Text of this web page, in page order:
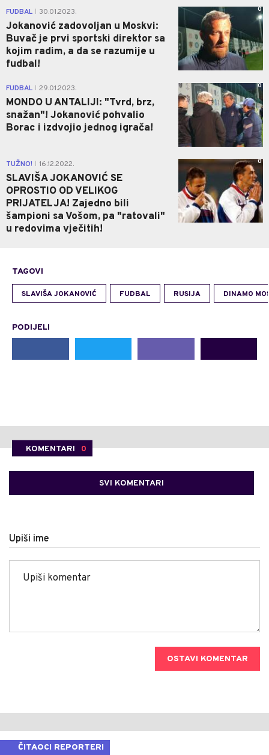
FUDBAL 30.01.2023.
Jokanović zadovoljan u Moskvi:
Buvač je prvi sportski direktor sa
kojim radim, a da se razumije u
fudbal!
0
FUDBAL 29.01.2023.
MONDO U ANTALIJI: "Tvrd, brz,
snažan"! Jokanović pohvalio
Borac i izdvojio jednog igrača!
0
TUŽNO! 16.12.2022.
SLAVIŠA JOKANOVIĆ SE
OPROSTIO OD VELIKOG
PRIJATELJA! Zajedno bili
šampioni sa Vošom, pa "ratovali"
u redovima vječitih!
0
TAGOVI
SLAVIŠA JOKANOVIĆ FUDBAL RUSIJA DINAMO
PODIJELI
KOMENTARI 0
SVI KOMENTARI
Upiši ime
OSTAVI KOMENTAR
ČITAOCI REPORTERI